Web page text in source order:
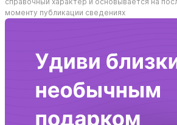
моменту публикации сведениях